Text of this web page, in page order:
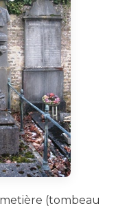
(tombeau